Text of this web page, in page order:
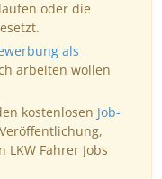
oder die
als
arbeiten wollen
kostenlosen Job-
Fahrer Jobs